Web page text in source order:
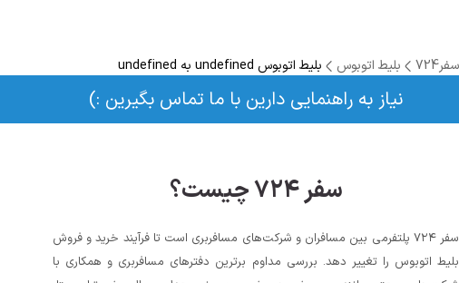
سفر724 بلیط اتوبوس بلیط اتوبوس undefined به undefined
نیاز به راهنمایی دارین با ما تماس بگیرین :)
سفر ۷۲۴ چیست؟
سفر ۷۲۴ پلتفرمی بین مسافران و شرکت‌های مسافربری است تا فرآیند خرید و فروش
بلیط اتوبوس را تغییر دهد. بررسی مداوم برترین دفترهای مسافربری و همکاری با